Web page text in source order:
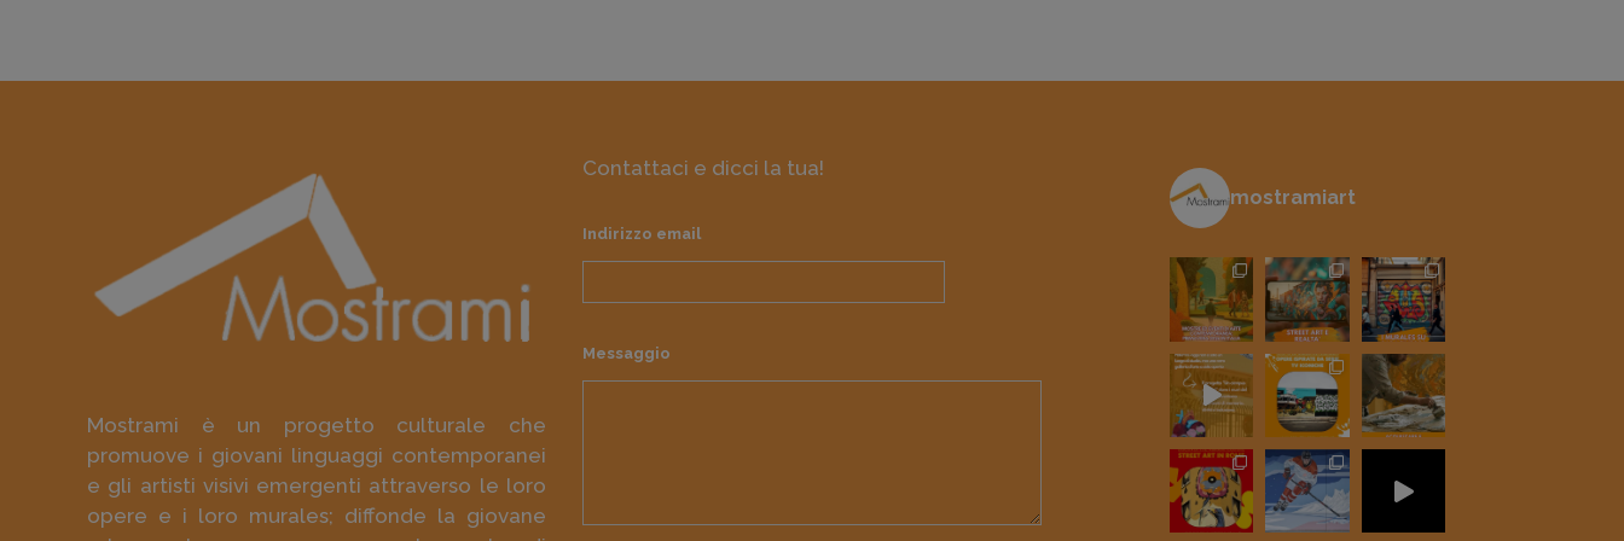
Mostrami è un progetto culturale che
promuove i giovani linguaggi contemporanei
e gli artisti visivi emergenti attraverso le loro
opere e i loro murales; diffonde la giovane
Contattaci e dicci la tua!
Indirizzo email
Messaggio
mostramiart